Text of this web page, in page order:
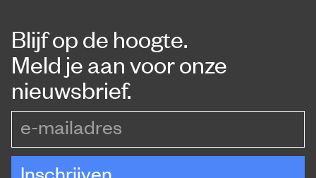
Blijf op de hoogte.
Meld je aan voor onze
nieuwsbrief.
Inschrijven